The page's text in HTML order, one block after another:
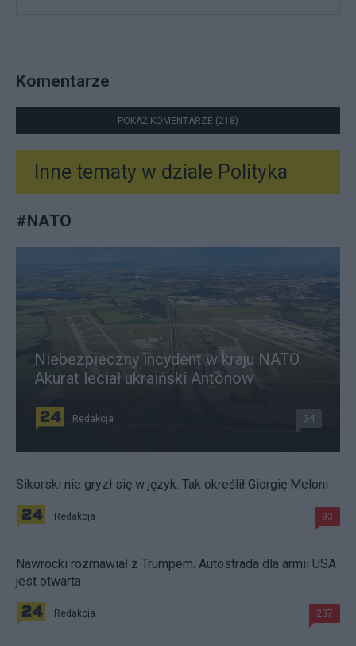
Komentarze
POKAŻ KOMENTARZE (218)
Inne tematy w dziale Polityka
#NATO
Niebezpieczny incydent w kraju NATO.
Akurat leciał ukraiński Antonow
Redakcja 34
Sikorski nie gryzł się w język. Tak określił Giorgię Meloni
Redakcja 93
Nawrocki rozmawiał z Trumpem. Autostrada dla armii USA
jest otwarta
Redakcja 207